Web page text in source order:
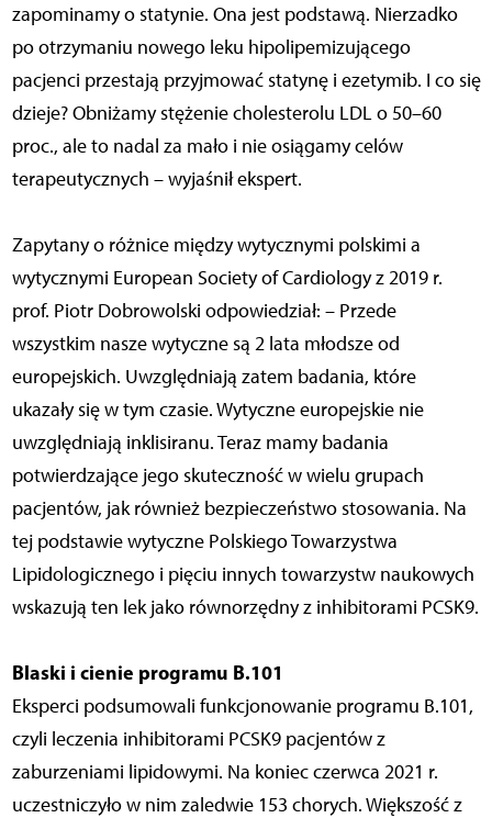
zapominamy o statynie. Ona jest podstawą. Nierzadko
po otrzymaniu nowego leku hipolipemizującego
pacjenci przestają przyjmować statynę i ezetymib. I co się
dzieje? Obniżamy stężenie cholesterolu LDL o 50–60
proc., ale to nadal za mało i nie osiągamy celów
terapeutycznych – wyjaśnił ekspert.
Zapytany o różnice między wytycznymi polskimi a
wytycznymi European Society of Cardiology z 2019 r.
prof. Piotr Dobrowolski odpowiedział: – Przede
wszystkim nasze wytyczne są 2 lata młodsze od
europejskich. Uwzględniają zatem badania, które
ukazały się w tym czasie. Wytyczne europejskie nie
uwzględniają inklisiranu. Teraz mamy badania
potwierdzające jego skuteczność w wielu grupach
pacjentów, jak również bezpieczeństwo stosowania. Na
tej podstawie wytyczne Polskiego Towarzystwa
Lipidologicznego i pięciu innych towarzystw naukowych
wskazują ten lek jako równorzędny z inhibitorami PCSK9.
Blaski i cienie programu B.101
Eksperci podsumowali funkcjonowanie programu B.101,
czyli leczenia inhibitorami PCSK9 pacjentów z
zaburzeniami lipidowymi. Na koniec czerwca 2021 r.
uczestniczyło w nim zaledwie 153 chorych. Większość z